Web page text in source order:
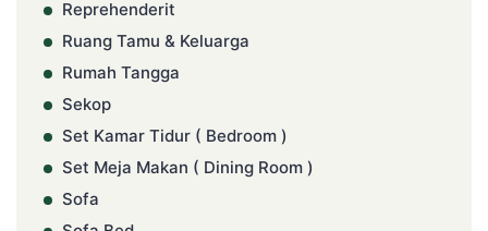
Reprehenderit
Ruang Tamu & Keluarga
Rumah Tangga
Sekop
Set Kamar Tidur ( Bedroom )
Set Meja Makan ( Dining Room )
Sofa